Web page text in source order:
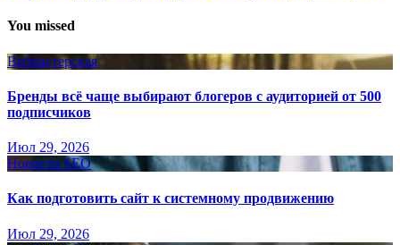
You missed
Вебмастерская
Бренды всё чаще выбирают блогеров с аудиторией от 500
подписчиков
Июл 29, 2026
Новости SEO
Как подготовить сайт к системному продвижению
Июл 29, 2026